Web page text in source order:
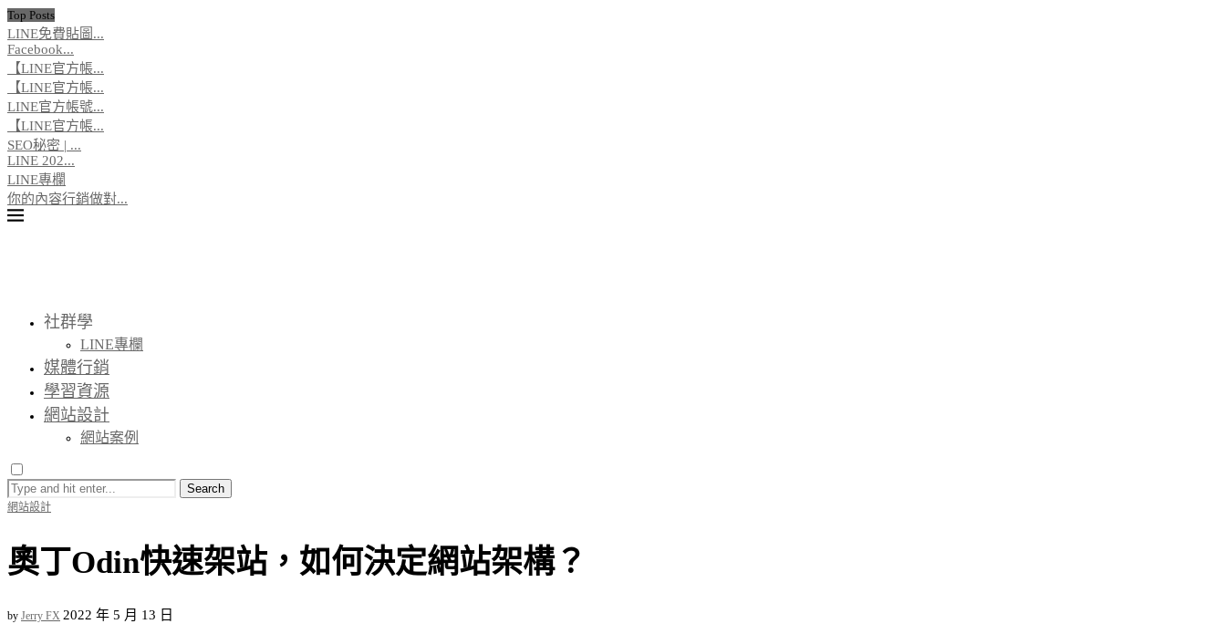
Top Posts
LINE免費貼圖...
Facebook...
【LINE官方帳...
【LINE官方帳...
LINE官方帳號...
【LINE官方帳...
SEO秘密 | ...
LINE 202...
LINE專欄
你的內容行銷做對...
社群學
LINE專欄
媒體行銷
學習資源
網站設計
網站案例
Search
網站設計
奧丁Odin快速架站，如何決定網站架構？
by Jerry FX 2022 年 5 月 13 日